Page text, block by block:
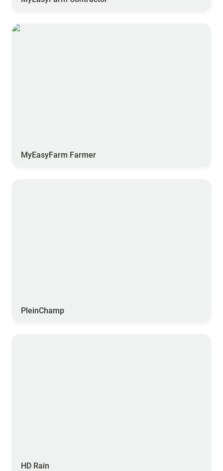
MyEasyFarm Farmer
MyEasyFarm Farmer
PleinChamp
HD Rain